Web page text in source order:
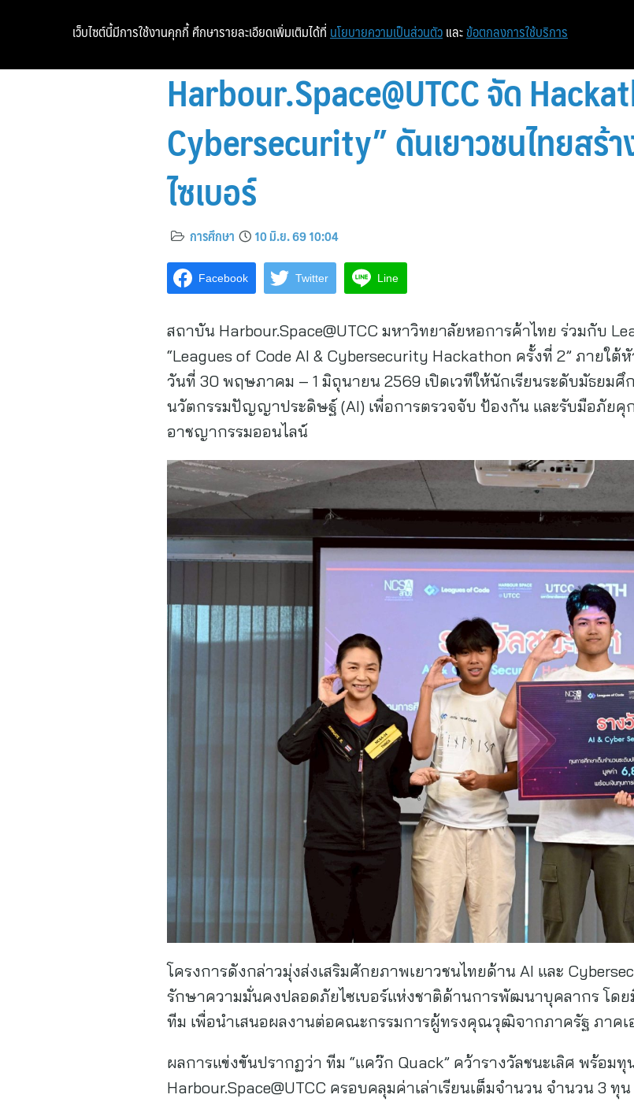
หน้าแรก ท่องเที่ยว
Harbour.Space@UTCC จัด
Cybersecurity” ดันเยาวชนไทยสร้
ไซเบอร์
การศึกษา 10 มิ.ย. 69 10:04
Facebook Twitter Line
สถาบัน Harbour.Space@UTCC มหาวิทยาลัยหอการค้าไทย ร่วมกับ
“Leagues of Code AI & Cybersecurity Hackathon ครั้งที่ 2” ภายใต้
วันที่ 30 พฤษภาคม – 1 มิถุนายน 2569 เปิดเวทีให้นักเรียนระดับมัธยม
นวัตกรรมปัญญาประดิษฐ์ (AI) เพื่อการตรวจจับ ป้องกัน และรับมือภัยคุ
อาชญากรรมออนไลน์
โครงการดังกล่าวมุ่งส่งเสริมศักยภาพเยาวชนไทยด้าน AI และ
รักษาความมั่นคงปลอดภัยไซเบอร์แห่งชาติด้านการพัฒนาบุคลากร โดย
ทีม เพื่อนำเสนอผลงานต่อคณะกรรมการผู้ทรงคุณวุฒิจากภาครัฐ ภาค
ผลการแข่งขันปรากฏว่า ทีม “แคว๊ก Quack” คว้ารางวัลชนะเลิศ พร้อ
Harbour.Space@UTCC ครอบคลุมค่าเล่าเรียนเต็มจำนวน จำนวน 3
เว็บไซต์นี้มีการใช้งานคุกกี้ ศึกษารายละเอียดเพิ่มเติมได้ที่ นโยบายความเป็นส่วนตัว และ ข้อตกลงการใช้บริการ